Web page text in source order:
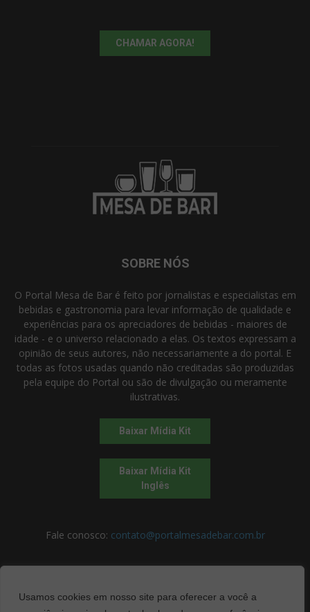
Usamos cookies em nosso site para oferecer a você a
CHAMAR AGORA!
SOBRE NÓS
O Portal Mesa de Bar é feito por jornalistas e especialistas em
bebidas e gastronomia para levar informação de qualidade e
experiências para os apreciadores de bebidas - maiores de
idade - e o universo relacionado a elas. Os textos expressam a
opinião de seus autores, não necessariamente a do portal. E
todas as fotos usadas quando não creditadas são produzidas
pela equipe do Portal ou são de divulgação ou meramente
ilustrativas.
Baixar Mídia Kit
Baixar Mídia Kit
Inglês
Fale conosco: contato@portalmesadebar.com.br